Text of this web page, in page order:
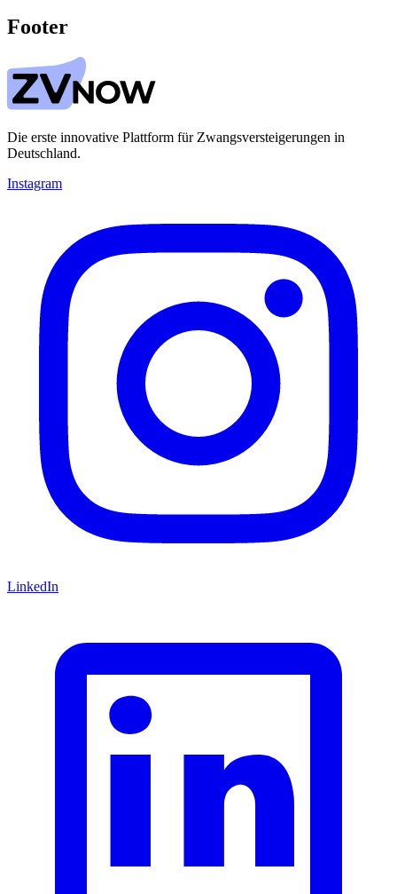
Footer
Die erste innovative Plattform für Zwangsversteigerungen in
Deutschland.
Instagram
LinkedIn